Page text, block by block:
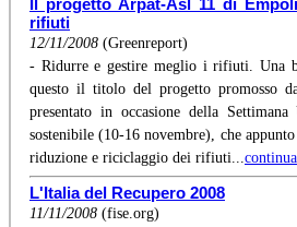
Il progetto Arpat-Asl 11 di
rifiuti
12/11/2008 (Greenreport)
- Ridurre e gestire meglio i rifiuti. Una
questo il titolo del progetto promosso
presentato in occasione della
sostenibile (10-16 novembre), che
riduzione e riciclaggio dei rifiuti...continua
L'Italia del Recupero 2008
11/11/2008 (fise.org)